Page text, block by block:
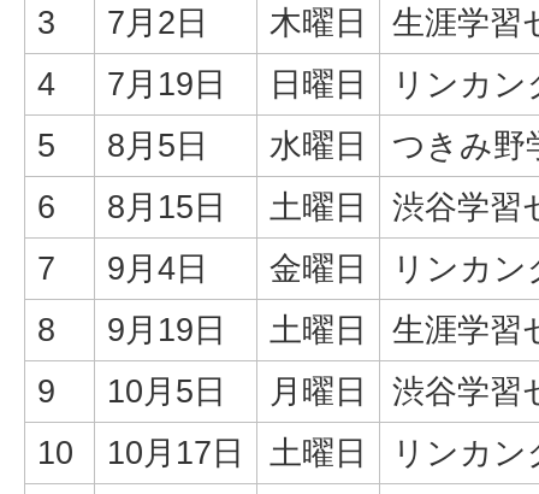
3
7月2日 木曜日
生涯学習
4
7月19日 日曜日
リンカ
5
8月5日 水曜日
つきみ野
6
8月15日 土曜日
渋谷学習
7
9月4日 金曜日
リンカ
8
9月19日 土曜日
生涯学習
9
10月5日 月曜日
渋谷学習
10
10月17日 土曜日
リンカ